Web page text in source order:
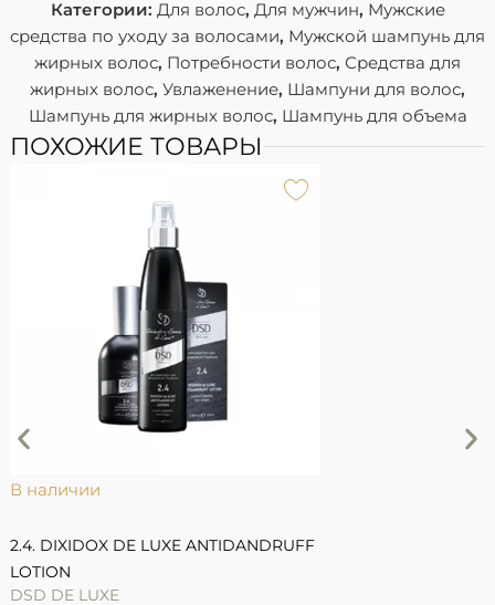
Категории: Для волос, Для мужчин, Мужские
средства по уходу за волосами, Мужской шампунь для
жирных волос, Потребности волос, Средства для
жирных волос, Увлаженение, Шампуни для волос,
Шампунь для жирных волос, Шампунь для объема
ПОХОЖИЕ ТОВАРЫ
В наличии
2.4. DIXIDOX DE LUXE ANTIDANDRUFF
LOTION
DSD DE LUXE